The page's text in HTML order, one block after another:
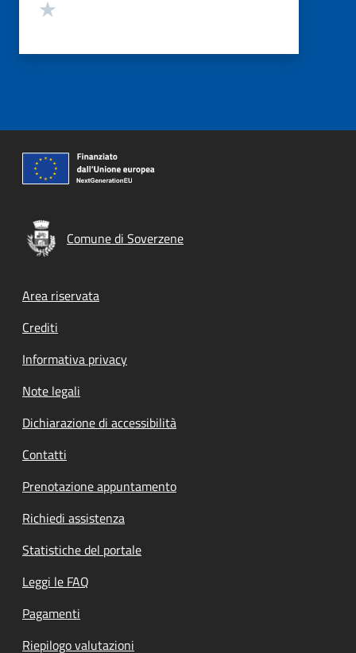
Comune di Soverzene
Footer menu
Area riservata
Crediti
Informativa privacy
Note legali
Dichiarazione di accessibilità
Contatti
Prenotazione appuntamento
Richiedi assistenza
Statistiche del portale
Leggi le FAQ
Pagamenti
Riepilogo valutazioni